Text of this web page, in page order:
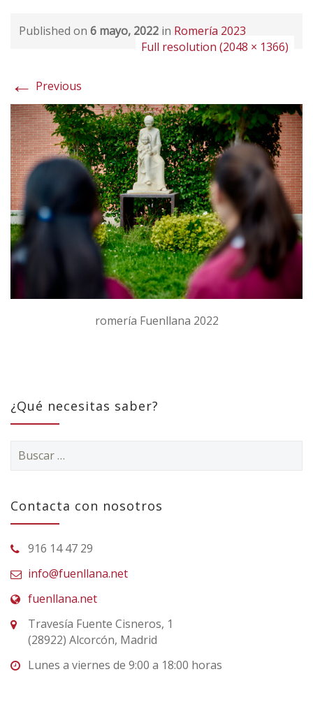
Published on 6 mayo, 2022 in Romería 2023
Full resolution (2048 × 1366)
← Previous
romería Fuenllana 2022
¿Qué necesitas saber?
Buscar:
Contacta con nosotros
916 14 47 29
info@fuenllana.net
fuenllana.net
Travesía Fuente Cisneros, 1
(28922) Alcorcón, Madrid
Lunes a viernes de 9:00 a 18:00 horas